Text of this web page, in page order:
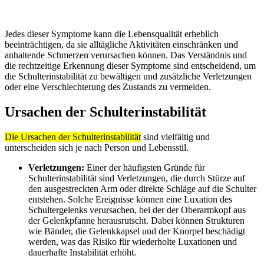
Jedes dieser Symptome kann die Lebensqualität erheblich
beeinträchtigen, da sie alltägliche Aktivitäten einschränken und
anhaltende Schmerzen verursachen können. Das Verständnis und
die rechtzeitige Erkennung dieser Symptome sind entscheidend, um
die Schulterinstabilität zu bewältigen und zusätzliche Verletzungen
oder eine Verschlechterung des Zustands zu vermeiden.
Ursachen der Schulterinstabilität
Die Ursachen der Schulterinstabilität sind vielfältig und
unterscheiden sich je nach Person und Lebensstil.
Verletzungen: Einer der häufigsten Gründe für
Schulterinstabilität sind Verletzungen, die durch Stürze auf
den ausgestreckten Arm oder direkte Schläge auf die Schulter
entstehen. Solche Ereignisse können eine Luxation des
Schultergelenks verursachen, bei der der Oberarmkopf aus
der Gelenkpfanne herausrutscht. Dabei können Strukturen
wie Bänder, die Gelenkkapsel und der Knorpel beschädigt
werden, was das Risiko für wiederholte Luxationen und
dauerhafte Instabilität erhöht.